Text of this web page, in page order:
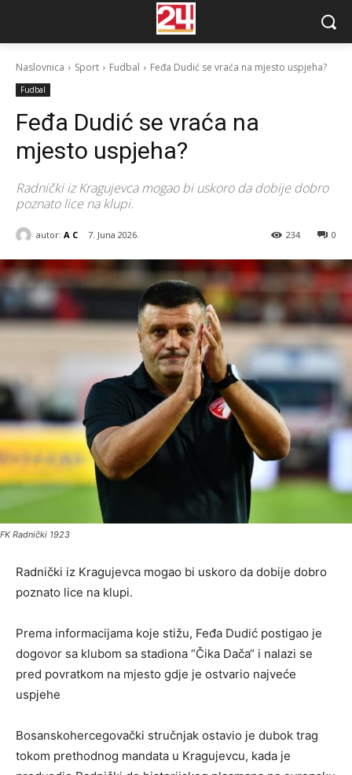
Naslovnica Sport Fudbal Feđa Dudić se vraća na mjesto uspjeha?
Fudbal
Feđa Dudić se vraća na
mjesto uspjeha?
Radnički iz Kragujevca mogao bi uskoro da dobije dobro
poznato lice na klupi.
autor: A C 7. Juna 2026. 0
234
FK Radnički 1923
Radnički iz Kragujevca mogao bi uskoro da dobije dobro
poznato lice na klupi.
Prema informacijama koje stižu, Feđa Dudić postigao je
dogovor sa klubom sa stadiona “Čika Dača“ i nalazi se
pred povratkom na mjesto gdje je ostvario najveće
uspjehe
Bosanskohercegovački stručnjak ostavio je dubok trag
tokom prethodnog mandata u Kragujevcu, kada je